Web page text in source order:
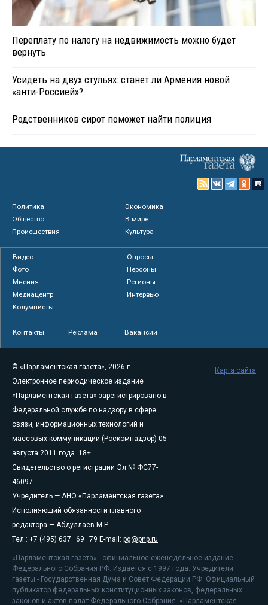
Переплату по налогу на недвижимость можно будет
вернуть
Усидеть на двух стульях: станет ли Армения новой
«анти-Россией»?
Родственников сирот поможет найти полиция
Политика
Экономика
Общество
В мире
Происшествия
Культура
Видео
Опросы
Фото
Персоны
Мнения
Регионы
Медиацентр
Интервью
Колумнисты
Контакты Реклама Вакансии
© «Парламентская газета», 2026 г.
Электронное периодическое издание
«Парламентская газета» зарегистрировано в
Федеральной службе по надзору в сфере
связи, информационных технологий и
массовых коммуникаций (Роскомнадзор) 05
августа 2011 года. 18+
Свидетельство о регистрации Эл № ФС77-
46097
Учредитель — АНО «Парламентская газета»
Исполняющий обязанности главного
редактора — Абдуллаев М.Р.
Тел.: +7 (495) 637–69–79 E-mail: pg@pnp.ru
«Парламентская газета» - официальное еженедельное издание
Федерального Собрания РФ. Издается с 1997 года. Учредители
газеты - Государственная Дума и Совет Федерации РФ. Официальный
публикатор федеральных конституционных законов, федеральных
законов и актов палат Федерального Собрания. «Парламентская
Карта сайта